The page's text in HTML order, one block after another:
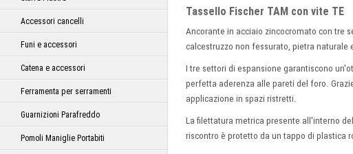
Accessori cancelli
Funi e accessori
Catena e accessori
Ferramenta per serramenti
Guarnizioni Parafreddo
Pomoli Maniglie Portabiti
Tassello Fischer TAM con vite TE
Ancorante in acciaio zincocromato con tre
calcestruzzo non fessurato, pietra naturale
I tre settori di espansione garantiscono
perfetta aderenza alle pareti del foro.
applicazione in spazi ristretti.
La filettatura metrica presente all'interno
riscontro è protetto da un tappo di plastica